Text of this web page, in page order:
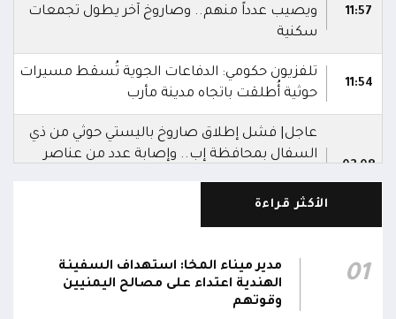
11:57
ويصيب عدداً منهم.. وصاروخ آخر يطول تجمعات
سكنية
11:54
تلفزيون حكومي: الدفاعات الجوية تُسقط مسيرات
حوثية أُطلقت باتجاه مدينة مأرب
02:08
عاجل| فشل إطلاق صاروخ باليستي حوثي من ذي
السفال بمحافظة إب.. وإصابة عدد من عناصر
القاعدة
02:03
أبطال الجيش استشهدوا في هجوم حوثي
بالصواريخ الباليستية والمسيرات.. وتؤكد: الرد
سيكون رادعاً واستعادة الدولة مستمرة
الأكثر قراءة
01
مدير ميناء المخا: استهداف السفينة
الهندية اعتداء على مصالح اليمنيين
وقوتهم